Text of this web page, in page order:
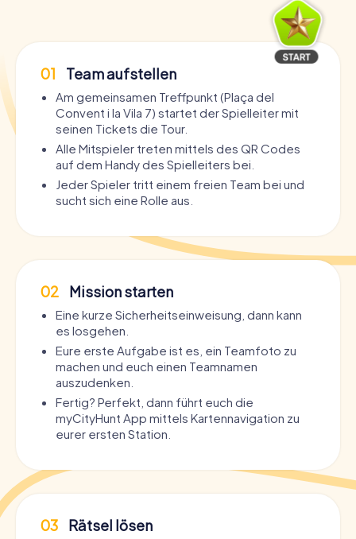
01 Team aufstellen
Am gemeinsamen Treffpunkt (Plaça del
Convent i la Vila 7) startet der Spielleiter mit
seinen Tickets die Tour.
Alle Mitspieler treten mittels des QR Codes
auf dem Handy des Spielleiters bei.
Jeder Spieler tritt einem freien Team bei und
sucht sich eine Rolle aus.
02 Mission starten
Eine kurze Sicherheitseinweisung, dann kann
es losgehen.
Eure erste Aufgabe ist es, ein Teamfoto zu
machen und euch einen Teamnamen
auszudenken.
Fertig? Perfekt, dann führt euch die
myCityHunt App mittels Kartennavigation zu
eurer ersten Station.
03 Rätsel lösen